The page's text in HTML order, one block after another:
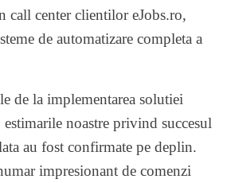
call center clientilor eJobs.ro,
de automatizare completa a
de la implementarea solutiei
noastre privind succesul
au fost confirmate pe deplin.
impresionant de comenzi